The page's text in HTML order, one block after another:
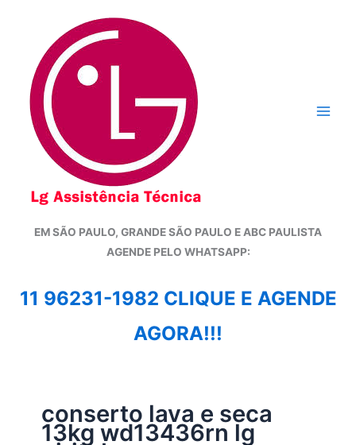
conteúdo
EM SÃO PAULO, GRANDE SÃO PAULO E ABC PAULISTA
AGENDE PELO WHATSAPP:
11 96231-1982 CLIQUE E AGENDE
AGORA!!!
conserto lava e seca
13kg wd13436rn lg